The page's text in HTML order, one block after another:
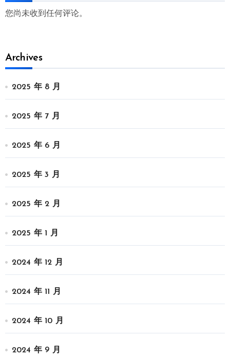
您尚未收到任何评论。
Archives
2025 年 8 月
2025 年 7 月
2025 年 6 月
2025 年 3 月
2025 年 2 月
2025 年 1 月
2024 年 12 月
2024 年 11 月
2024 年 10 月
2024 年 9 月